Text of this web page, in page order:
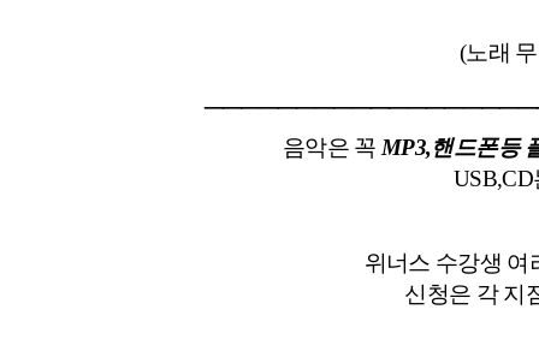
(노래
음악은 꼭 MP3,핸드폰등
위너스 수강생 여
신청은 각 지